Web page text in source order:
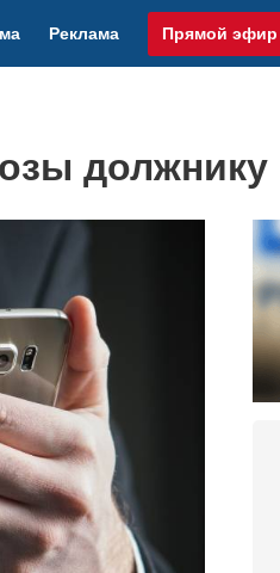
Реклама Прямой эфир
должнику